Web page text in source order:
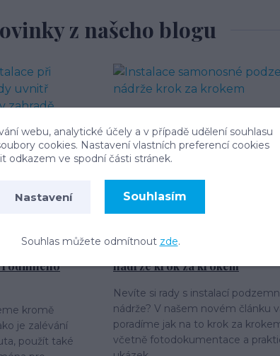
z našeho blogu
při využití
rodinného
kromě
je zalévání
použít také
Instalace samonosné podzemní
nádrže krok za krokem
Nevíte si rady s instalací
nádrže? V našem novém článku
poradíme jak na to krok za
včetně fotodokumentace a
webu, analytické účely a v případě udělení souhlasu
cookies. Nastavení vlastních preferencí cookies
odkazem ve spodní části stránek.
Nastavení Souhlasím
Souhlas můžete odmítnout zde.